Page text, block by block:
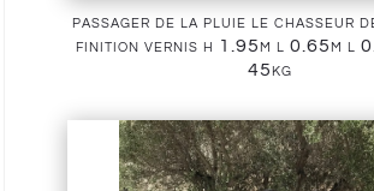
passager de la pluie le chasseur
finition vernis h 1.95m l 0.65m l
45kg